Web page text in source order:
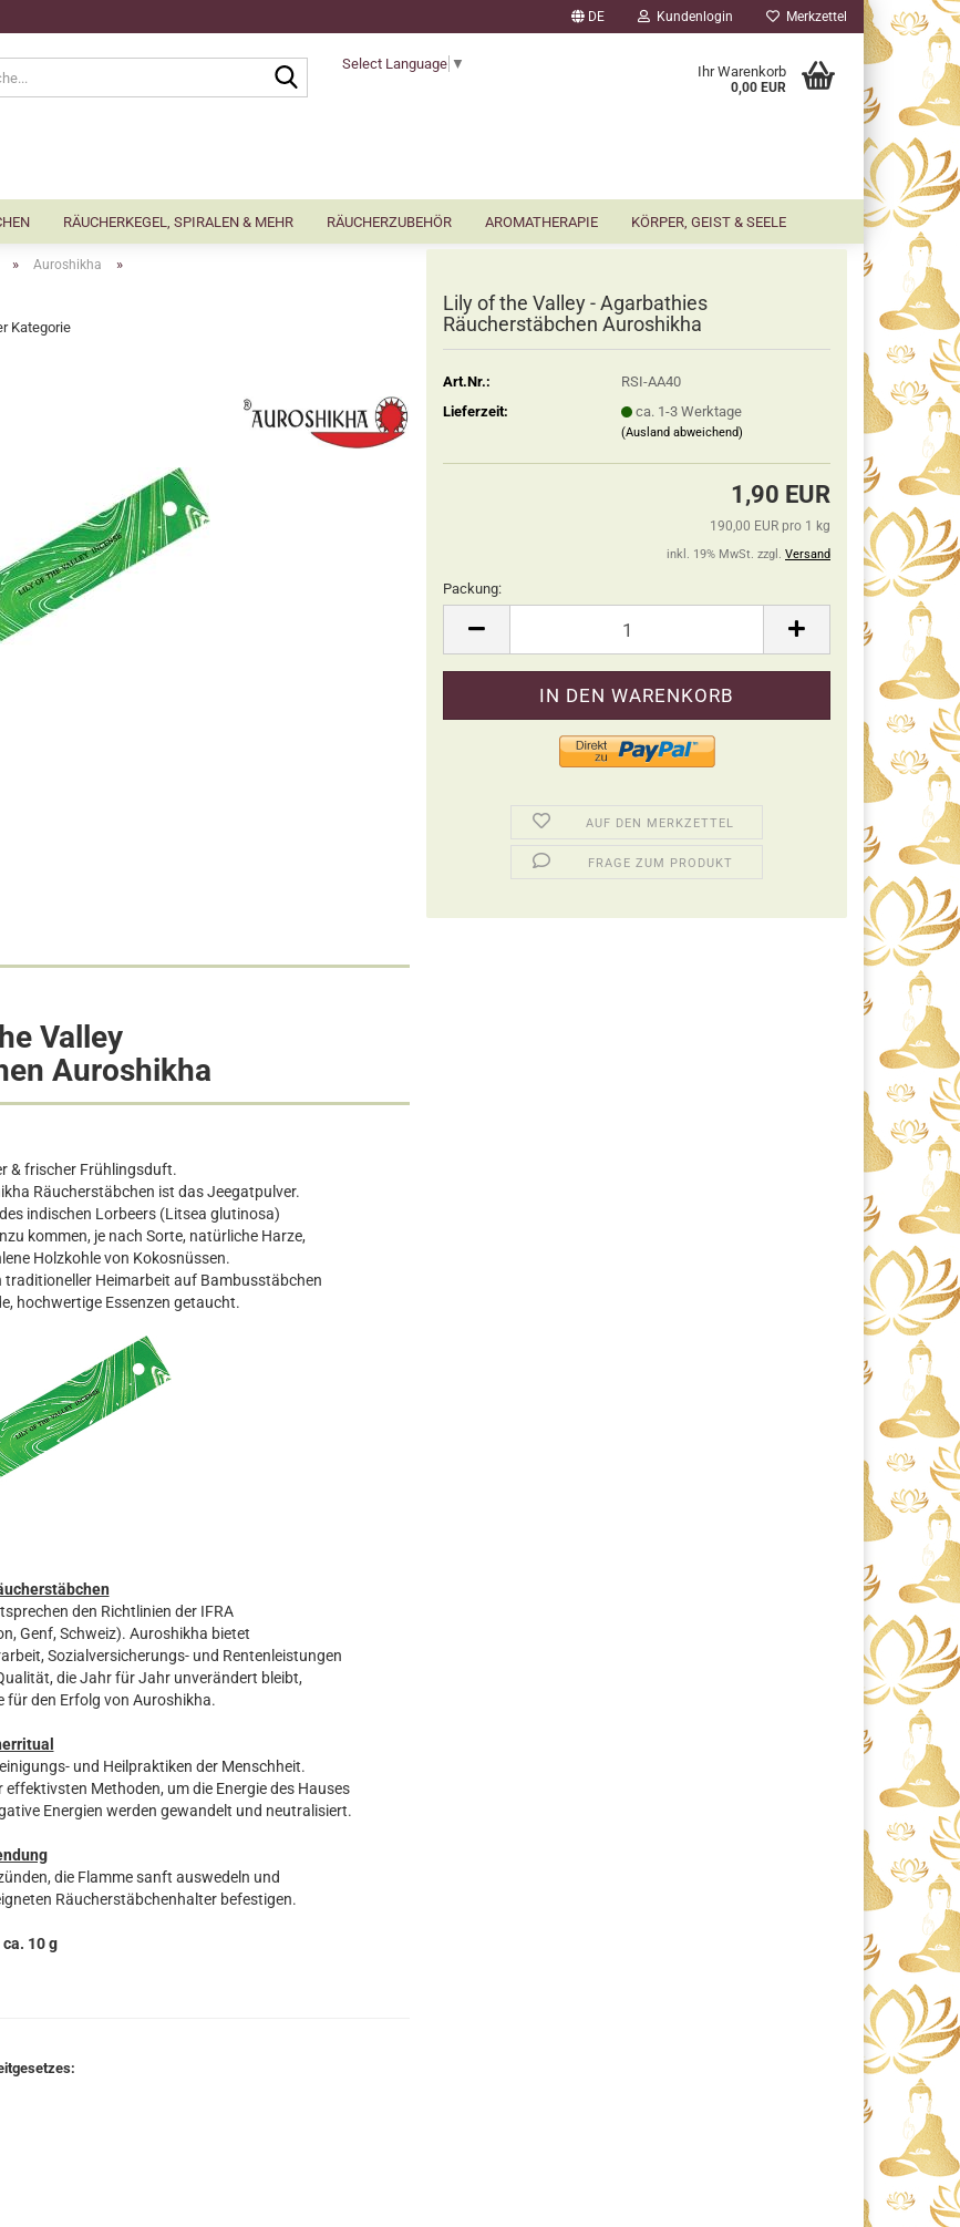
DE Kundenlogin Merkzettel
Suche...Select Language ▼ Ihr Warenkorb
0,00 EUR
RÄUCHERKEGEL, SPIRALEN & MEHR RÄUCHERZUBEHÖR AROMATHERAPIE KÖRPER, GEIST & SEELE
» Auroshikha »
Kategorie
Lily of the Valley - Agarbathies
Räucherstäbchen Auroshikha
Art.Nr.:
RSI-AA40
Lieferzeit:
ca. 1-3 Werktage
(Ausland abweichend)
1,90 EUR
190,00 EUR pro 1 kg
inkl. 19% MwSt. zzgl. Versand
Packung:
Packung
AUF DEN MERKZETTEL
FRAGE ZUM PRODUKT
Valley
Auroshikha
& frischer Frühlingsduft.
Räucherstäbchen ist das Jeegatpulver.
indischen Lorbeers (Litsea glutinosa)
kommen, je nach Sorte, natürliche Harze,
Holzkohle von Kokosnüssen.
Heimarbeit auf Bambusstäbchen
hochwertige Essenzen getaucht.
den Richtlinien der IFRA
Genf, Schweiz). Auroshikha bietet
Sozialversicherungs- und Rentenleistungen
die Jahr für Jahr unverändert bleibt,
für den Erfolg von Auroshikha.
und Heilpraktiken der Menschheit.
Methoden, um die Energie des Hauses
Energien werden gewandelt und neutralisiert.
die Flamme sanft auswedeln und
Räucherstäbchenhalter befestigen.
10 g